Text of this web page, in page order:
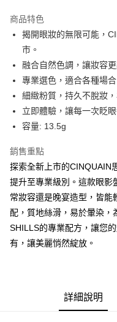
Apple Pay
街口支付
悠遊付
ATM付款
運送方式
全家取貨付款
每筆NT$85，滿NT$499(含
付款後全家取貨
7-11取貨付款
每筆NT$85，滿NT$499(含
商品特色
揭開眼妝的無限可能，
市。
融合自然色調，讓妝容
專業選色，適合各種場
細緻粉質，持久不脫妝
立即體驗，讓每一次眨眼
容量: 13.5g
銷售重點
探索全新上市的CINQUAIN
提升至專業級別。這款眼影
常妝容還是晚宴造型，皆能
配，質地絲滑，易於暈染，
SHILLS的專業配方，讓您
有，讓美麗悄然綻放。
詳細說明